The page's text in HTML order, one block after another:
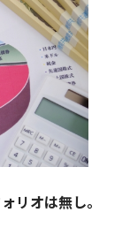
リオは無し。